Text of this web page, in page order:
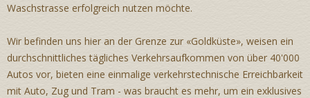
Waschstrasse erfolgreich nutzen möchte.
Wir befinden uns hier an der Grenze zur «Goldküste», weisen ein
durchschnittliches tägliches Verkehrsaufkommen von über 40'000
Autos vor, bieten eine einmalige verkehrstechnische Erreichbarkeit
mit Auto, Zug und Tram - was braucht es mehr, um ein exklusives